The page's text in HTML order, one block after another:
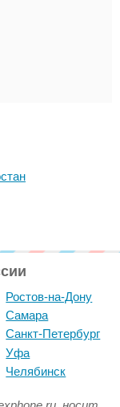
Ростов-на-Дону
Самара
Санкт-Петербург
Уфа
Челябинск